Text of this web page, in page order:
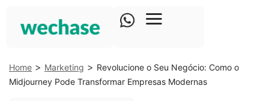
Home > Marketing > Revolucione o Seu Negócio: Como o
Midjourney Pode Transformar Empresas Modernas